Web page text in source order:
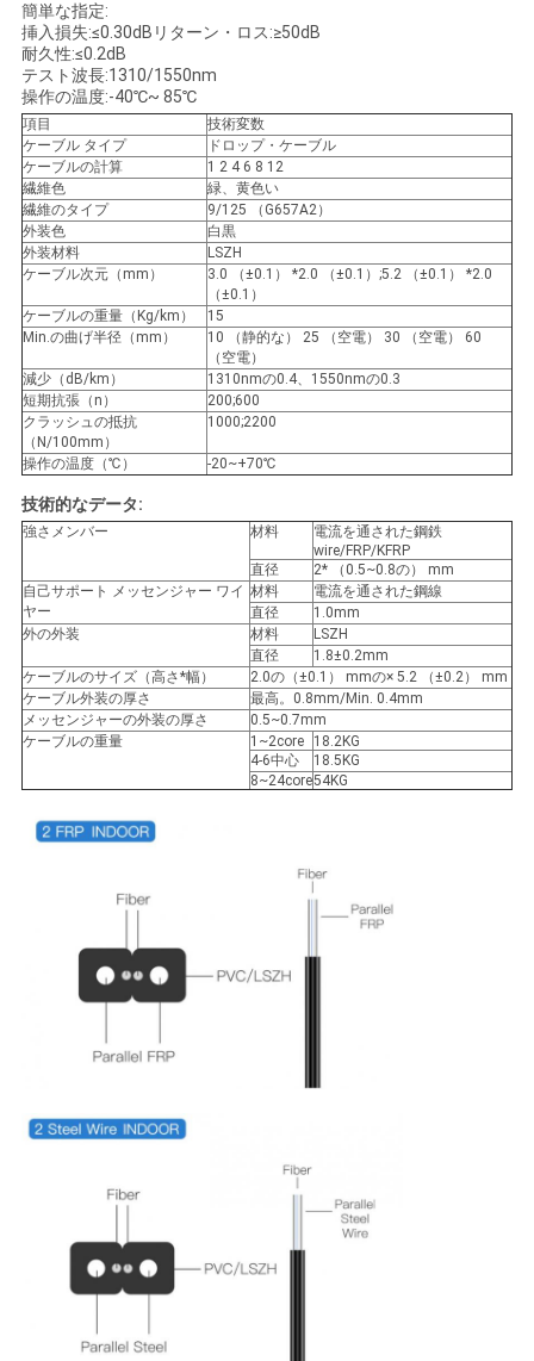
ス
場
合
地
図
PRIVACY
POLICY
簡単な指定:
挿入損失:≤0.30dBリターン・ロス:≥50dB
耐久性:≤0.2dB
テスト波長:1310/1550nm
操作の温度:-40℃~ 85℃
項目
技術変数
ケーブル タイプ
ドロップ・ケーブル
ケーブルの計算
1 2 4 6 8 12
繊維色
緑、黄色い
繊維のタイプ
9/125 （G657A2）
外装色
白黒
外装材料
LSZH
ケーブル次元（mm）
3.0 （±0.1） *2.0 （±0.1）;5.2 （±0.1） *2.0
（±0.1）
ケーブルの重量（Kg/km）
15
Min.の曲げ半径（mm）
10 （静的な） 25 （空電） 30 （空電） 60
（空電）
減少（dB/km）
1310nmの0.4、1550nmの0.3
短期抗張（n）
200;600
クラッシュの抵抗
（N/100mm）
1000;2200
操作の温度（℃） -20~+70℃
技術的なデータ:
強さメンバー 材料
電流を通された鋼鉄
wire/FRP/KFRP
直径
2* （0.5~0.8の） mm
自己サポート メッセンジャー ワイ
ヤー
材料
電流を通された鋼線
直径
1.0mm
外の外装
材料
LSZH
直径
1.8±0.2mm
ケーブルのサイズ（高さ*幅）
2.0の（±0.1） mmの× 5.2 （±0.2） mm
ケーブル外装の厚さ
最高。0.8mm/Min. 0.4mm
メッセンジャーの外装の厚さ
0.5~0.7mm
ケーブルの重量
1~2core
18.2KG
4-6中心
18.5KG
8~24core54KG